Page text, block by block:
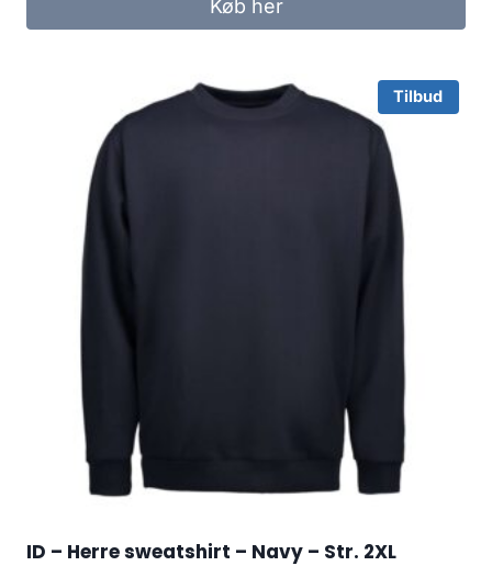
270.00 kr..
Køb her
Tilbud
ID – Herre sweatshirt – Navy – Str. 2XL